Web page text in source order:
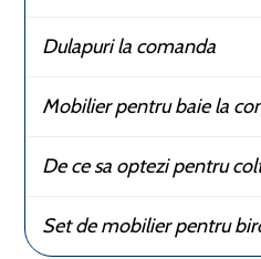
Dulapuri la comanda
Mobilier pentru baie la
De ce sa optezi pentru
Set de mobilier pentru